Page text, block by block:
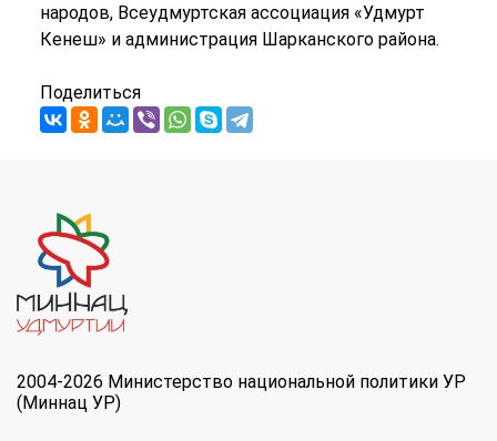
народов, Всеудмуртская ассоциация «Удмурт
Кенеш» и администрация Шарканского района.
Поделиться
2004-2026 Министерство национальной политики УР
(Миннац УР)